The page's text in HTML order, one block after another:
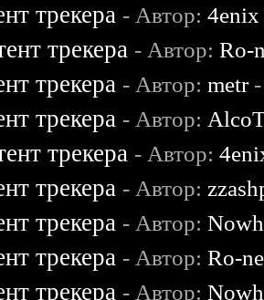
трекера - Автор:4enix
трекера - Автор:Ro-
трекера - Автор:metr-
трекера - Автор:
трекера - Автор:
трекера - Автор:
трекера - Автор:
трекера - Автор:Ro-
трекера - Автор: